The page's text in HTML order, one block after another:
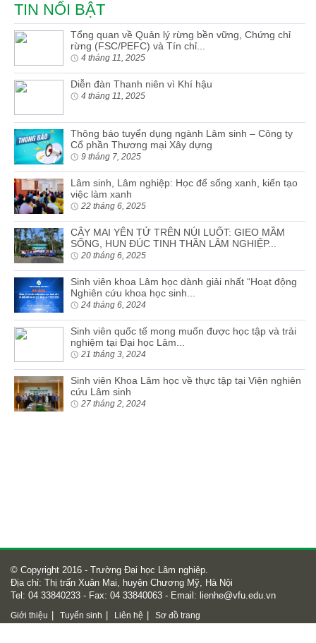
TIN NỔI BẬT
Tổng quan về Quản lý rừng bền vững, Chứng chỉ
rừng (FSC/PEFC) và Tín chỉ...
4 tháng 11, 2025
Diễn đàn Thanh niên vì Khí hậu
4 tháng 11, 2025
Thông báo tuyển dụng ngành Lâm sinh – Công ty
Cổ phần Thương mại Xây dựng
9 tháng 7, 2025
Lâm sinh, Lâm nghiệp: Học để sống xanh, kiến tạo
việc làm xanh
22 tháng 6, 2025
CÂY MAI YÊN TỬ TRÊN NÚI LUỐT: GIEO MẦM
SỐNG, HUN ĐÚC TINH THẦN LÂM NGHIỆP...
20 tháng 6, 2025
Sinh viên khoa Lâm học dành giải nhất “Hoạt động
Nghiên cứu khoa học sinh...
24 tháng 6, 2024
Sinh viên quốc tế mong muốn được học tập và trải
nghiệm tại Đại học Lâm...
21 tháng 3, 2024
Sinh viên Khoa Lâm học về thực tập tại Viện nghiên
cứu Lâm sinh
27 tháng 2, 2024
© Copyright 2016 - Trường Đại học Lâm nghiệp.
Địa chỉ: Thị trấn Xuân Mai, huyện Chương Mỹ, Hà Nội
Tel: 04 33840233 - Fax: 04 33840063 - Email: lienhe@vfu.edu.vn
Giới thiệu Tuyển sinh Liên hệ Sơ đồ trang